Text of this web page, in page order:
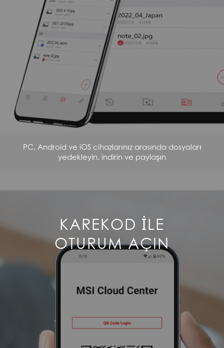
PC, Android ve iOS cihazlarınız arasında dosyaları
yedekleyin, indirin ve paylaşın
KAREKOD ILE
OTURUM AÇIN